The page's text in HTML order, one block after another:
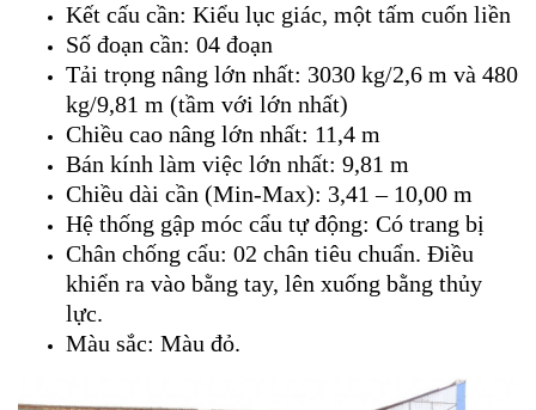
Kết cấu cần: Kiểu lục giác, một tấm cuốn liền
Số đoạn cần: 04 đoạn
Tải trọng nâng lớn nhất: 3030 kg/2,6 m và 480
kg/9,81 m (tầm với lớn nhất)
Chiều cao nâng lớn nhất: 11,4 m
Bán kính làm việc lớn nhất: 9,81 m
Chiều dài cần (Min-Max): 3,41 – 10,00 m
Hệ thống gập móc cẩu tự động: Có trang bị
Chân chống cẩu: 02 chân tiêu chuẩn. Điều
khiển ra vào bằng tay, lên xuống bằng thủy
lực.
Màu sắc: Màu đỏ.